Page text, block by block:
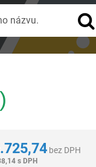
bez DPH
8.138,14 s DPH
názvu.